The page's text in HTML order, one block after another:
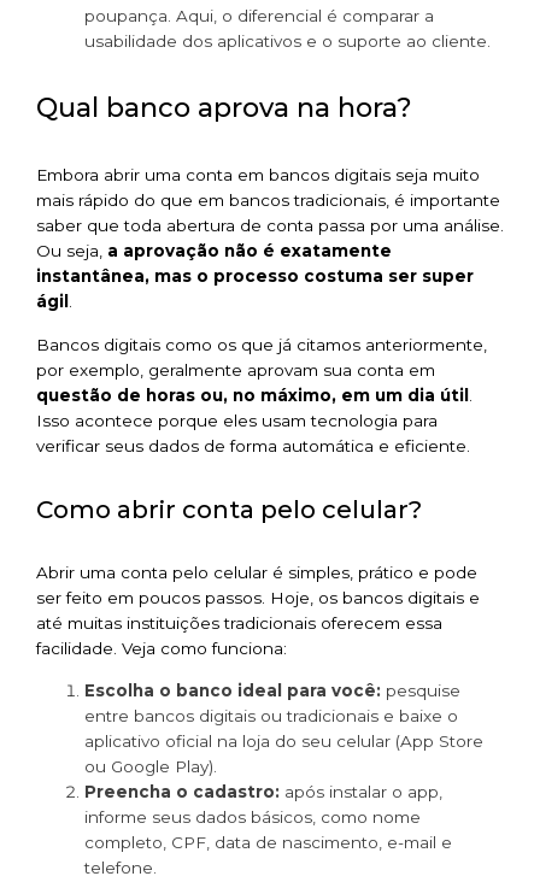
poupança. Aqui, o diferencial é comparar a
usabilidade dos aplicativos e o suporte ao cliente.
Qual banco aprova na hora?
Embora abrir uma conta em bancos digitais seja muito
mais rápido do que em bancos tradicionais, é importante
saber que toda abertura de conta passa por uma análise.
Ou seja, a aprovação não é exatamente
instantânea, mas o processo costuma ser super
ágil .
Bancos digitais como os que já citamos anteriormente,
por exemplo, geralmente aprovam sua conta em
questão de horas ou, no máximo, em um dia útil
Isso acontece porque eles usam tecnologia para
verificar seus dados de forma automática e eficiente.
Como abrir conta pelo celular?
Abrir uma conta pelo celular é simples, prático e pode
ser feito em poucos passos. Hoje, os bancos digitais e
até muitas instituições tradicionais oferecem essa
facilidade. Veja como funciona:
Escolha o banco ideal para você: pesquise
entre bancos digitais ou tradicionais e baixe o
aplicativo oficial na loja do seu celular (App Store
ou Google Play).
Preencha o cadastro: após instalar o app,
informe seus dados básicos, como nome
completo, CPF, data de nascimento, e-mail e
telefone.